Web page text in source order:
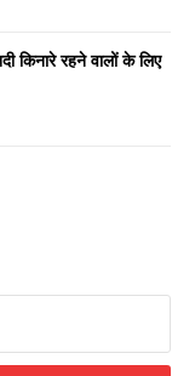
किनारे रहने वालों के लिए